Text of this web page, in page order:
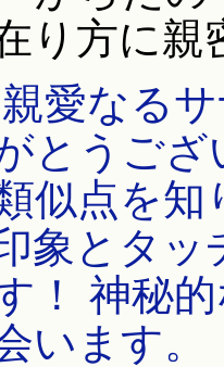
り方に親
愛なる
とうご
似点を
象とタ
！ 神秘
います。